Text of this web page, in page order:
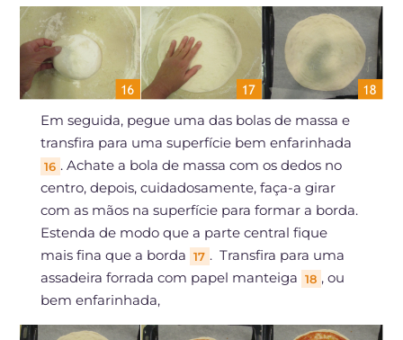
Em seguida, pegue uma das bolas de massa e
transfira para uma superfície bem enfarinhada
16 . Achate a bola de massa com os dedos no
centro, depois, cuidadosamente, faça-a girar
com as mãos na superfície para formar a borda.
Estenda de modo que a parte central fique
mais fina que a borda 17 . Transfira para uma
assadeira forrada com papel manteiga 18 , ou
bem enfarinhada,